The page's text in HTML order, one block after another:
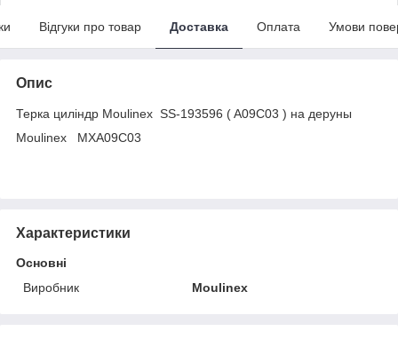
Відгуки про товар Доставка Оплата Умови
Опис
Терка циліндр Moulinex SS-193596 ( A09C03 ) на деруны
Moulinex MXA09C03
Характеристики
Основні
Виробник
Moulinex